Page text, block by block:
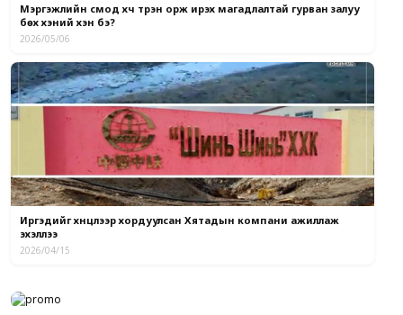
Мэргэжлийн сүмод хүч түрэн орж ирэх магадлалтай гурван залуу
бөх хэний хэн бэ?
2026/05/06
Иргэдийг хүнцлээр хордуулсан Хятадын компани ажиллаж
эхэллээ
2026/04/15